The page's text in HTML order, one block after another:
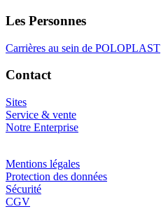
Les Personnes
Carrières au sein de POLOPLAST
Contact
Sites
Service & vente
Notre Enterprise
Mentions légales
Protection des données
Sécurité
CGV